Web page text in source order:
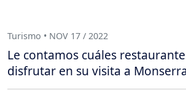
Turismo • NOV 17 / 2022
Le contamos cuáles
disfrutar en su visita a